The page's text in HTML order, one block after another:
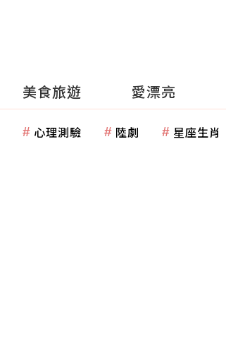
美食旅遊 愛漂亮
心理測驗 陸劇 星座生肖